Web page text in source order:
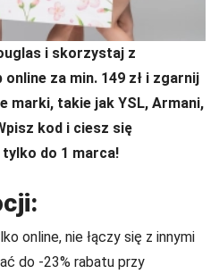
i skorzystaj z
za min. 149 zł i zgarnij
marki, takie jak YSL, Armani,
kod i ciesz się
do 1 marca!
online, nie łączy się z innymi
do -23% rabatu przy